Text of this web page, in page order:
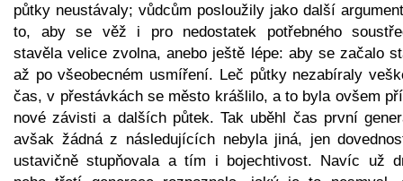
půtky neustávaly; vůdcům posloužily jako další
to, aby se věž i pro nedostatek potřebného
stavěla velice zvolna, anebo ještě lépe: aby se začalo
až po všeobecném usmíření. Leč půtky nezabíraly
čas, v přestávkách se město krášlilo, a to byla ovšem
nové závisti a dalších půtek. Tak uběhl čas první
avšak žádná z následujících nebyla jiná, jen
ustavičně stupňovala a tím i bojechtivost. Navíc už